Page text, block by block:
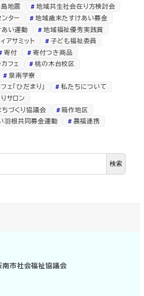
地震
地域共生社会在り方検討会
ター
地域歳末たすけあい募金
い運動
地域福祉優秀実践賞
アサミット
子ども福祉委員
寄付
寄付つき商品
フェ
桃の木台校区
泉南学寮
ェ「ひだまり」
私たちについて
サロン
づくり協議会
箱作地区
羽根共同募金運動 農福連携
検索
市社会福祉協議会